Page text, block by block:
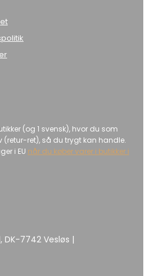
(og 1 svensk), hvor du som
(retur-ret), så du trygt kan handle.
i EU når du køber varer i butikker i
DK-7742 Vesløs |